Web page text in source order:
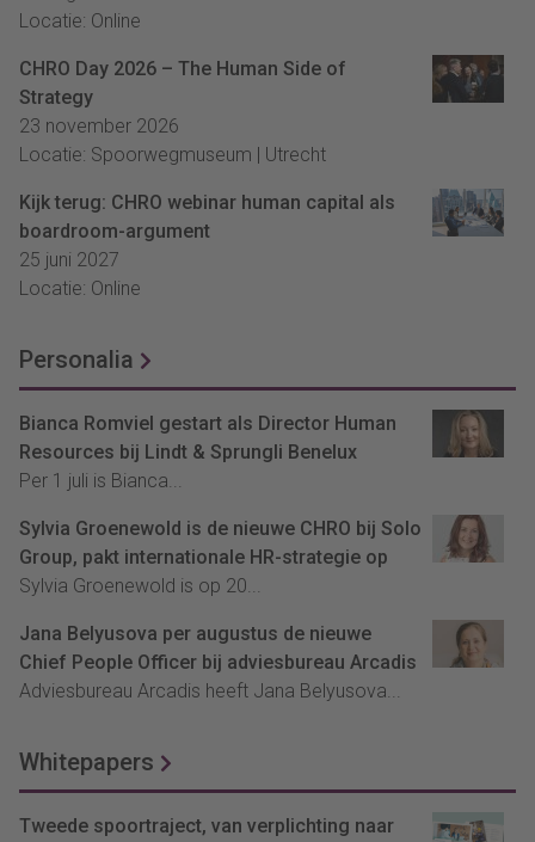
Locatie: Online
CHRO Day 2026 – The Human Side of
Strategy
23 november 2026
Locatie: Spoorwegmuseum | Utrecht
Kijk terug: CHRO webinar human capital als
boardroom-argument
25 juni 2027
Locatie: Online
Personalia
Bianca Romviel gestart als Director Human
Resources bij Lindt & Sprungli Benelux
Per 1 juli is Bianca...
Sylvia Groenewold is de nieuwe CHRO bij Solo
Group, pakt internationale HR-strategie op
Sylvia Groenewold is op 20...
Jana Belyusova per augustus de nieuwe
Chief People Officer bij adviesbureau Arcadis
Adviesbureau Arcadis heeft Jana Belyusova...
Whitepapers
Tweede spoortraject, van verplichting naar